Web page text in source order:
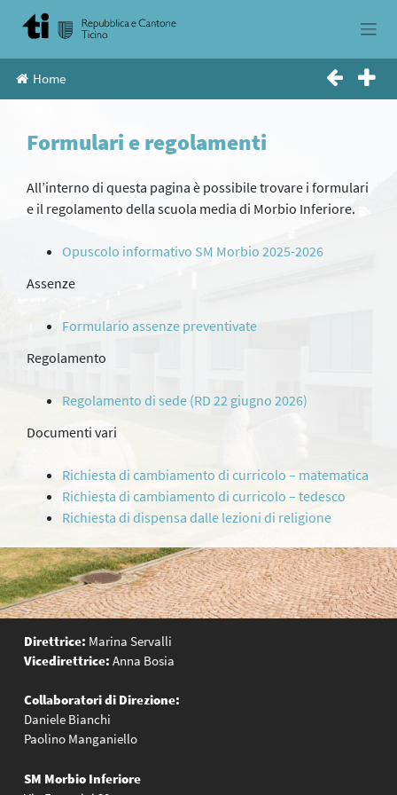
Home
Formulari e regolamenti
All’interno di questa pagina è possibile trovare i formulari
e il regolamento della scuola media di Morbio Inferiore.
Opuscolo informativo SM Morbio 2025-2026
Assenze
Formulario assenze preventivate
Regolamento
Regolamento di sede (RD 22 giugno 2026)
Documenti vari
Richiesta di cambiamento di curricolo – matematica
Richiesta di cambiamento di curricolo – tedesco
Richiesta di dispensa dalle lezioni di religione
Direttrice: Marina Servalli
Vicedirettrice: Anna Bosia
Collaboratori di Direzione:
Daniele Bianchi
Paolino Manganiello
SM Morbio Inferiore